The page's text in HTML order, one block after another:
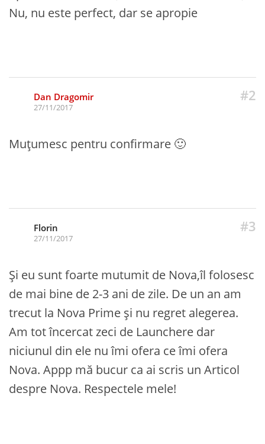
Nu, nu este perfect, dar se apropie
#2
Dan Dragomir
27/11/2017
Muțumesc pentru confirmare 🙂
#3
Florin
27/11/2017
Și eu sunt foarte mutumit de Nova,îl folosesc
de mai bine de 2-3 ani de zile. De un an am
trecut la Nova Prime și nu regret alegerea.
Am tot încercat zeci de Launchere dar
niciunul din ele nu îmi ofera ce îmi ofera
Nova. Appp mă bucur ca ai scris un Articol
despre Nova. Respectele mele!